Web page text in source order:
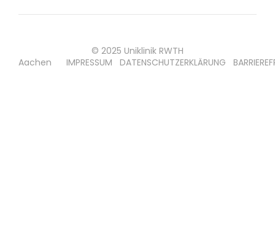
© 2025 Uniklinik RWTH
Aachen IMPRESSUM DATENSCHUTZERKLÄRUNG